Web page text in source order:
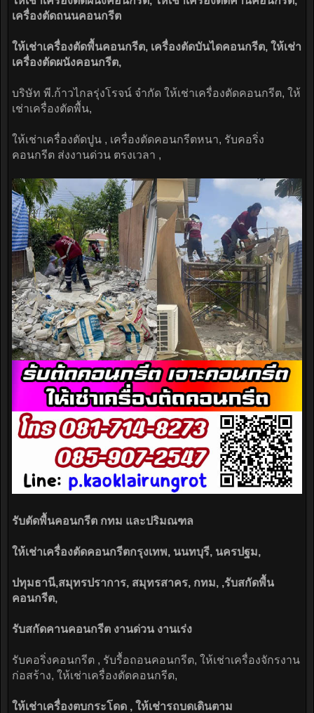
เครื่องตัดถนนคอนกรีต
ให้เช่าเครื่องตัดพื้นคอนกรีต, เครื่องตัดบันไดคอนกรีต, ให้เช่า
เครื่องตัดผนังคอนกรีต,
บริษัท พี.ก้าวไกลรุ่งโรจน์ จำกัด ให้เช่าเครื่องตัดคอนกรีต, ให้
เช่าเครื่องตัดพื้น,
ให้เช่าเครื่องตัดปูน , เครื่องตัดคอนกรีตหนา, รับคอริ่ง
คอนกรีต ส่งงานด่วน ตรงเวลา ,
รับตัดพื้นคอนกรีต กทม และปริมณฑล
ให้เช่าเครื่องตัดคอนกรีตกรุงเทพ, นนทบุรี, นครปฐม,
ปทุมธานี,สมุทรปราการ, สมุทรสาคร, กทม, ,รับสกัดพื้น
คอนกรีต,
รับสกัดคานคอนกรีต งานด่วน งานเร่ง
รับคอริ่งคอนกรีต , รับรื้อถอนคอนกรีต, ให้เช่าเครื่องจักรงาน
ก่อสร้าง, ให้เช่าเครื่องตัดคอนกรีต,
ให้เช่าเครื่องตบกระโดด , ให้เช่ารถบดเดินตาม